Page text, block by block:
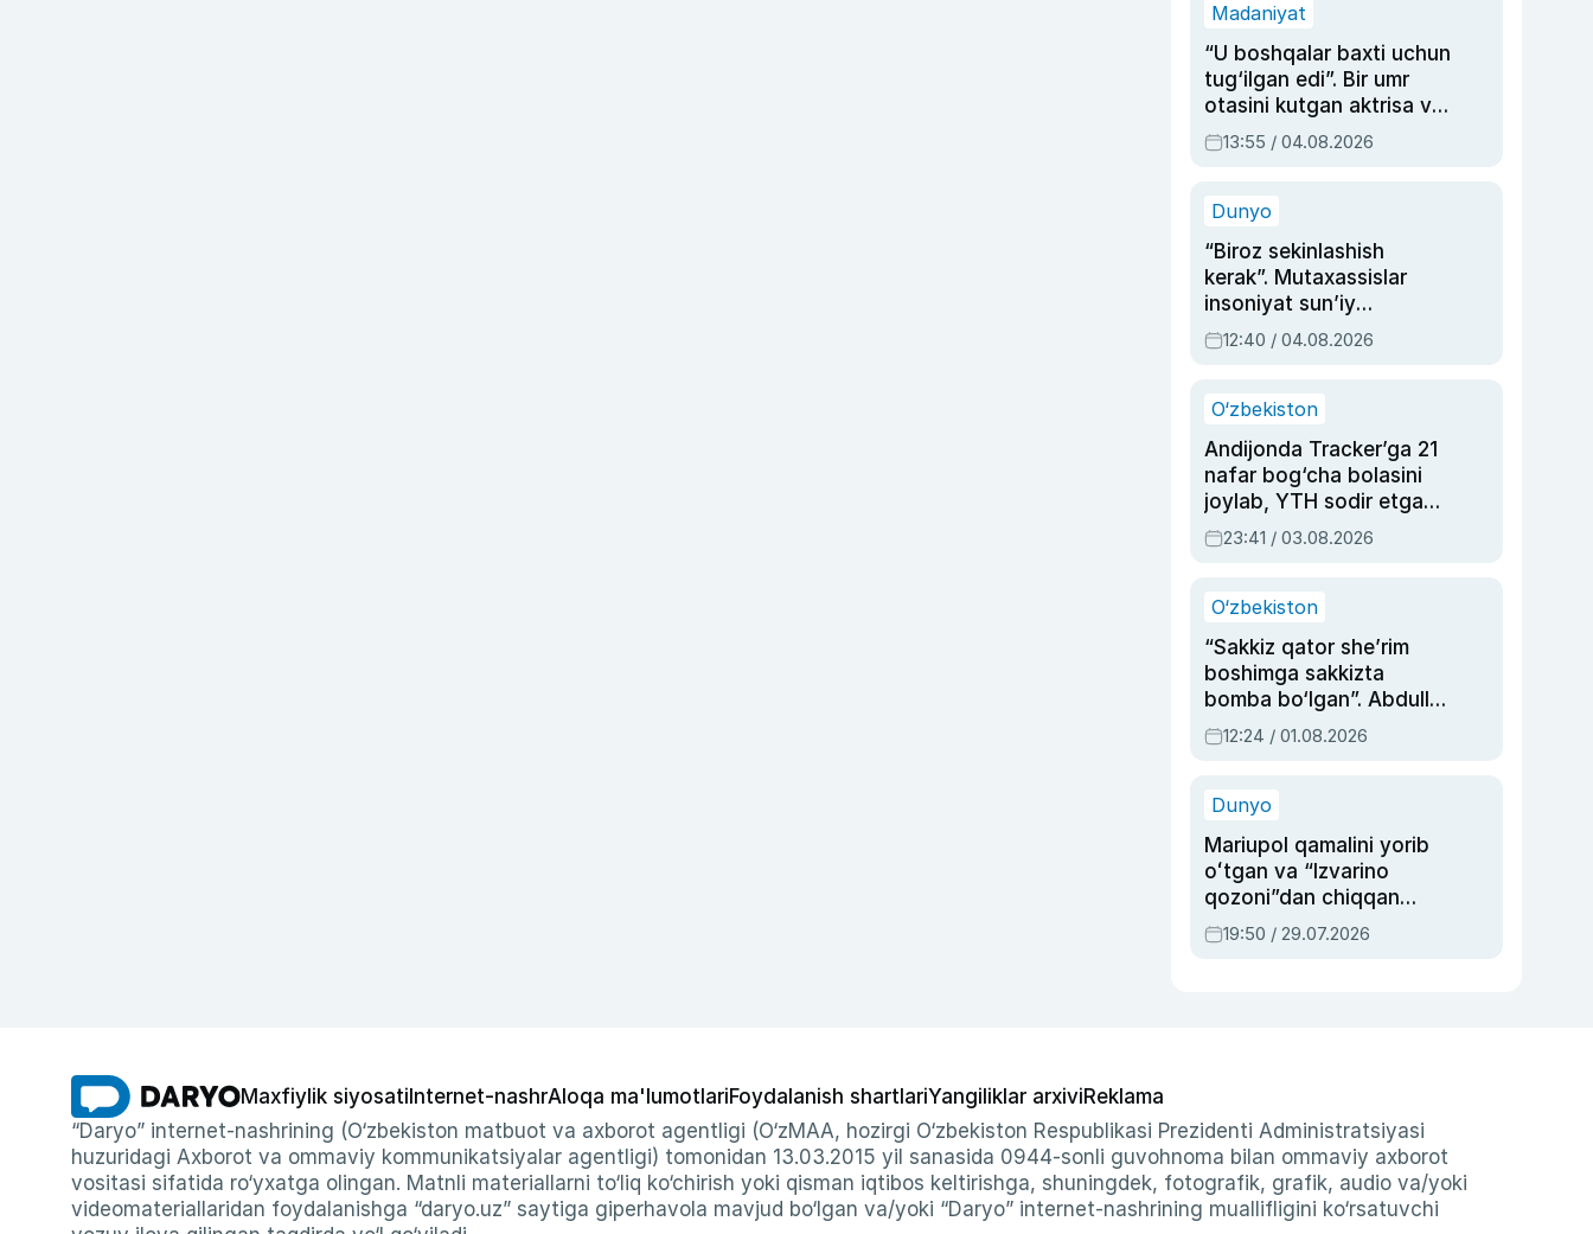
Madaniyat
“U boshqalar baxti uchun
tug‘ilgan edi”. Bir umr
otasini kutgan aktrisa va
dublyaj ustasi Rimma
Ahmedovaning
13:55 / 04.08.2026
Dunyo
“Biroz sekinlashish
kerak”. Mutaxassislar
insoniyat sun’iy
intellektni boshqara
olmay qolishidan xavotir
12:40 / 04.08.2026
O‘zbekiston
Andijonda Tracker’ga 21
nafar bog‘cha bolasini
joylab, YTH sodir etgan
ayolga sud hukmi o‘qildi
23:41 / 03.08.2026
O‘zbekiston
“Sakkiz qator she’rim
boshimga sakkizta
bomba bo‘lgan”. Abdulla
Oripovni siyosiy
ayblovlardan asrab
12:24 / 01.08.2026
Dunyo
Mariupol qamalini yorib
oʻtgan va “Izvarino
qozoni”dan chiqqan
qahramon — Ukraina
armiyasi bosh
19:50 / 29.07.2026
Maxfiylik siyosati Internet-nashrAloqa ma'lumotlariFoydalanish shartlariYangiliklar arxiviReklama
“Daryo” internet-nashrining (O‘zbekiston matbuot va axborot agentligi (O‘zMAA, hozirgi O‘zbekiston Respublikasi Prezidenti Administratsiyasi
huzuridagi Axborot va ommaviy kommunikatsiyalar agentligi) tomonidan 13.03.2015 yil sanasida 0944-sonli guvohnoma bilan ommaviy axborot
vositasi sifatida ro‘yxatga olingan. Matnli materiallarni to‘liq ko‘chirish yoki qisman iqtibos keltirishga, shuningdek, fotografik, grafik, audio va/yoki
videomateriallaridan foydalanishga “daryo.uz” saytiga giperhavola mavjud bo‘lgan va/yoki “Daryo” internet-nashrining muallifligini ko‘rsatuvchi